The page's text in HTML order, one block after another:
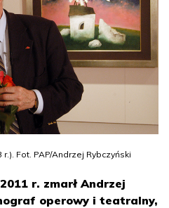
Fot. PAP/Andrzej Rybczyński
r. zmarł Andrzej
operowy i teatralny,